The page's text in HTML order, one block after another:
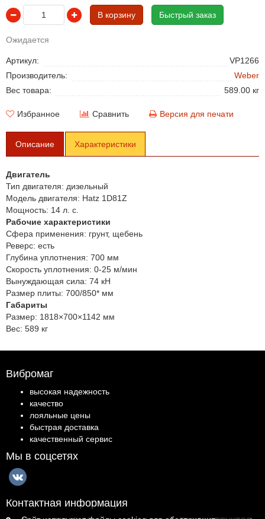
В корзину Быстрый заказ
Ожидается
Артикул:
VP1266
Производитель:
Weber
Вес товара:
589.00 кг
Избранное Сравнить Версия для печати
Описание Характеристики
Двигатель
Тип двигателя: дизельный
Модель двигателя: Hatz 1D81Z
Мощность: 14 л. с.
Рабочие характеристики
Сфера применения: грунт, щебень
Реверс: есть
Глубина уплотнения: 700 мм
Скорость уплотнения: 0-25 м/мин
Вынуждающая сила: 74 кН
Размер плиты: 700/850* мм
Габариты
Размер: 1818×700×1142 мм
Вес: 589 кг
Вибромаг
высокая надежность
качество
лояльные цены
быстрая доставка
качественный сервис
Мы в соцсетях
Контактная информация